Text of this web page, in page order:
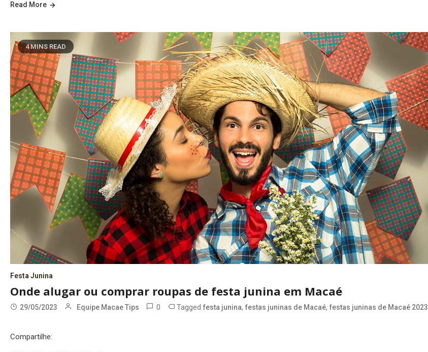
Read More
4 MINS READ
Festa Junina
Onde alugar ou comprar roupas de festa junina em Macaé
29/05/2023 Equipe Macae Tips 0 Tagged festa junina, festas juninas de Macaé, festas juninas de Macaé 2023
Compartilhe: